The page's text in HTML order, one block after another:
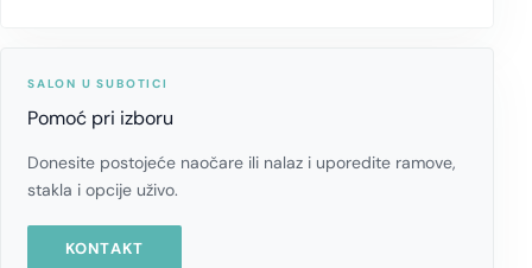
SALON U SUBOTICI
Pomoć pri izboru
Donesite postojeće naočare ili nalaz i uporedite ramove,
stakla i opcije uživo.
KONTAKT